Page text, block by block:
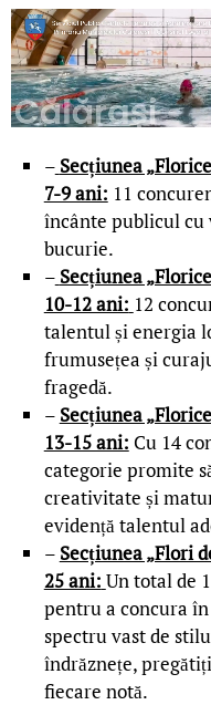
– Secțiunea
7-9 ani: 11
încânte publicul
bucurie.
– Secțiunea
10-12 ani: 12
talentul și energia
frumusețea și
fragedă.
– Secțiunea
13-15 ani: Cu 14
categorie promite
creativitate și
evidență talentul
– Secțiunea „Flori
25 ani: Un total de
pentru a concura
spectru vast de
îndrăznețe,
fiecare notă.